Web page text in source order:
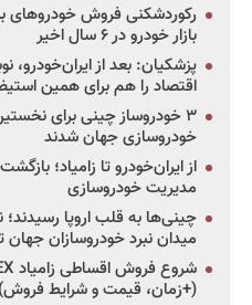
رکوردشکنی فروش خودروهای
بازار خودرو در ۶ سال اخیر
پزشکیان: بعد از ایران‌خودرو،
اقتصاد را هم برای همین
خودروسازی جهان شدند
از ایران‌خودرو تا زامیاد؛
مدیریت خودروسازی
میدان نبرد خودروسازان
(+زمان، قیمت و شرایط فروش)